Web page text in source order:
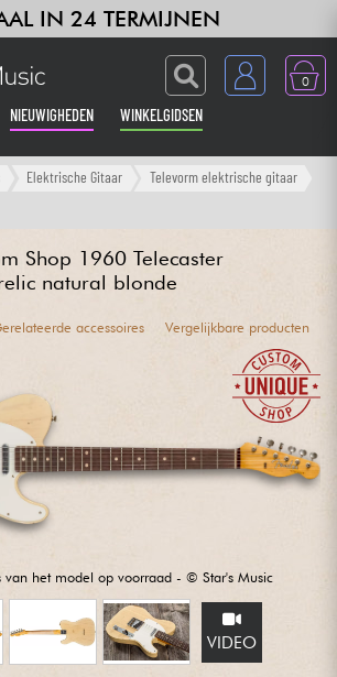
IN 24 TERMIJNEN
0
NIEUWIGHEDEN WINKELGIDSEN
Effecten
Elektrische Gitaar
Televorm elektrische gitaar
Shop 1960 Telecaster
natural blonde
accessoires
Vergelijkbare producten
van het model op voorraad - © Star's Music
VIDEO